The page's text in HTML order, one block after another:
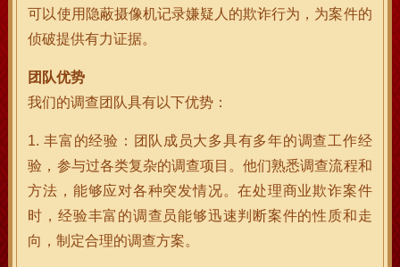
可以使用隐蔽摄像机记录嫌疑人的欺诈行为，为案件的
侦破提供有力证据。
团队优势
我们的调查团队具有以下优势：
1. 丰富的经验：团队成员大多具有多年的调查工作经
验，参与过各类复杂的调查项目。他们熟悉调查流程和
方法，能够应对各种突发情况。在处理商业欺诈案件
时，经验丰富的调查员能够迅速判断案件的性质和走
向，制定合理的调查方案。